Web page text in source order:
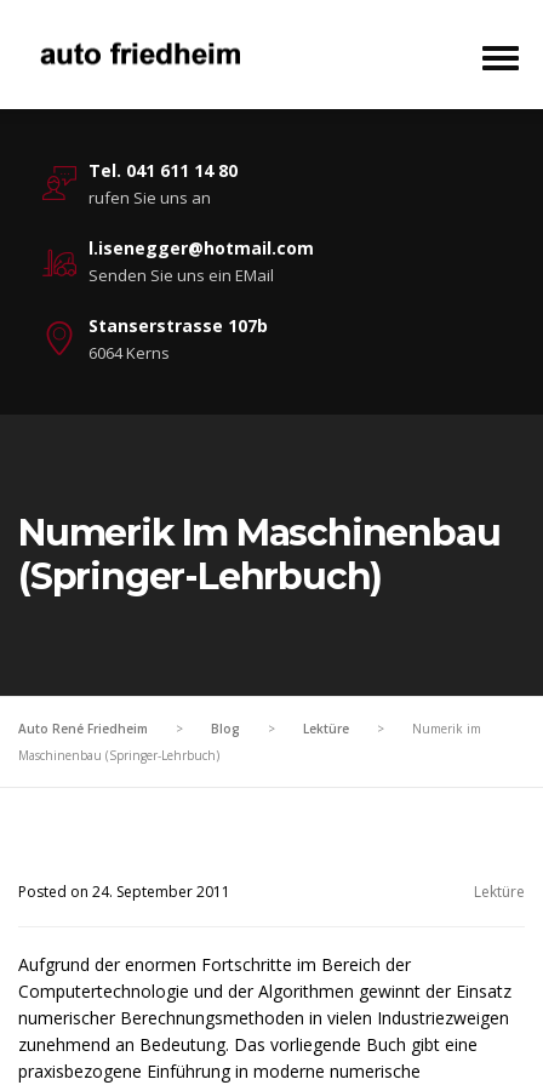
Tel. 041 611 14 80
rufen Sie uns an
l.isenegger@hotmail.com
Senden Sie uns ein EMail
Stanserstrasse 107b
6064 Kerns
Numerik Im Maschinenbau
(Springer-Lehrbuch)
Auto René Friedheim > Blog > Lektüre >
Numerik im
Maschinenbau (Springer-Lehrbuch)
Posted on 24. September 2011 Lektüre
Aufgrund der enormen Fortschritte im Bereich der
Computertechnologie und der Algorithmen gewinnt der Einsatz
numerischer Berechnungsmethoden in vielen Industriezweigen
zunehmend an Bedeutung. Das vorliegende Buch gibt eine
praxisbezogene Einführung in moderne numerische